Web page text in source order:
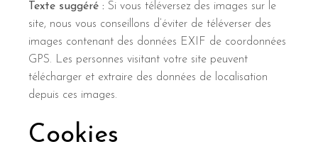
Texte suggéré :Si vous téléversez des images sur le
site, nous vous conseillons d’éviter de téléverser des
images contenant des données EXIF de coordonnées
GPS. Les personnes visitant votre site peuvent
télécharger et extraire des données de localisation
depuis ces images.
Cookies